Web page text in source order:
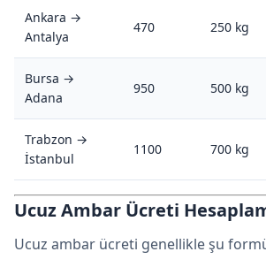
Ankara →
Antalya
470 250 kg
Bursa →
Adana
950 500 kg
Trabzon →
İstanbul
1100 700 kg
Ucuz Ambar Ücreti
Ucuz ambar ücreti genellikle şu